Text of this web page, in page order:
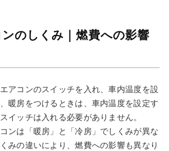
のしくみ｜燃費への影響
アコンのスイッチを入れ、車内温度を設
暖房をつけるときは、車内温度を設定す
イッチは入れる必要がありません。
ンは「暖房」と「冷房」でしくみが異な
みの違いにより、燃費への影響も異なり